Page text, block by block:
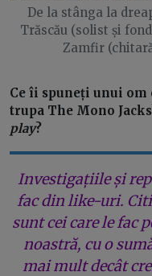
De la stânga la
Trăscău (solist și
Zamfir
Ce îi spuneți unui om
trupa The Mono
play?
Investigațiile și
fac din like-uri.
sunt cei care le fac
noastră, cu o
mai mult decât